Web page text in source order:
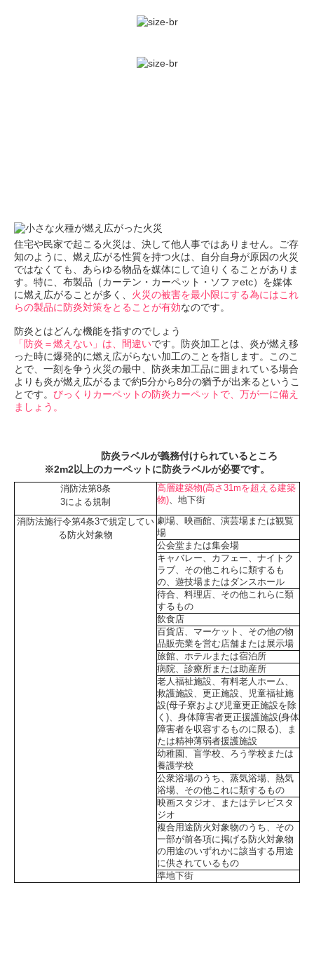
住宅や民家で起こる火災は、決して他人事ではありません。ご存
知のように、燃え広がる性質を持つ火は、自分自身が原因の火災
ではなくても、あらゆる物品を媒体にして迫りくることがありま
す。特に、布製品（カーテン・カーペット・ソファetc）を媒体
に燃え広がることが多く、 火災の被害を最小限にする為にはこれ
らの製品に防炎対策をとることが有効なのです。
防炎とはどんな機能を指すのでしょう
「防炎＝燃えない」は、間違いです。防炎加工とは、炎が燃え移
った時に爆発的に燃え広がらない加工のことを指します。このこ
とで、一刻を争う火災の最中、防炎未加工品に囲まれている場合
よりも炎が燃え広がるまで約5分から8分の猶予が出来るというこ
とです。 びっくりカーペットの防炎カーペットで、万が一に備え
ましょう。
防炎ラベルが義務付けられているところ
※2m2以上のカーペットに防炎ラベルが必要です。
消防法第8条
3による規制
高層建築物(高さ31mを超える建築
物)、地下街
消防法施行令第4条3で規定してい
る防火対象物
劇場、映画館、演芸場または観覧
場
公会堂または集会場
キャバレー、カフェー、ナイトク
ラブ、その他これらに類するも
の、遊技場またはダンスホール
待合、料理店、その他これらに類
するもの
飲食店
百貨店、マーケット、その他の物
品販売業を営む店舗または展示場
旅館、ホテルまたは宿泊所
病院、診療所または助産所
老人福祉施設、有料老人ホーム、
救護施設、更正施設、児童福祉施
設(母子寮および児童更正施設を除
く)、身体障害者更正援護施設(身体
障害者を収容するものに限る)、ま
たは精神薄弱者援護施設
幼稚園、盲学校、ろう学校または
養護学校
公衆浴場のうち、蒸気浴場、熱気
浴場、その他これに類するもの
映画スタジオ、またはテレビスタ
ジオ
複合用途防火対象物のうち、その
一部が前各項に掲げる防火対象物
の用途のいずれかに該当する用途
に供されているもの
準地下街